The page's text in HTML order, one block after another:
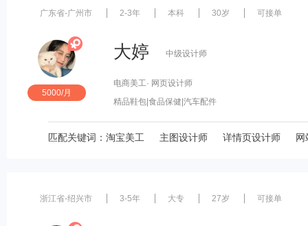
广东省-广州市 2-3年 本科 30岁 可接单
5000/月
大婷 中级设计师
电商美工· 网页设计师
精品鞋包 |食品保健 |汽车配件
匹配关键词： 淘宝美工 主图设计师 详情页设计师 网
浙江省-绍兴市 3-5年 大专 27岁 可接单